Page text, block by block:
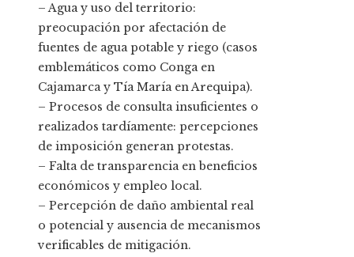
– Agua y uso del territorio:
preocupación por afectación de
fuentes de agua potable y riego (casos
emblemáticos como Conga en
Cajamarca y Tía María en Arequipa).
– Procesos de consulta insuficientes o
realizados tardíamente: percepciones
de imposición generan protestas.
– Falta de transparencia en beneficios
económicos y empleo local.
– Percepción de daño ambiental real
o potencial y ausencia de mecanismos
verificables de mitigación.